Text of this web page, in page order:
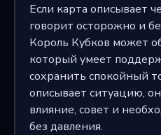
Если карта описывает
говорит осторожно и
Король Кубков может
который умеет
сохранить спокойный
описывает ситуацию,
влияние, совет и
без давления.